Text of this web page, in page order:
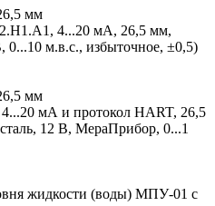
мм
4...20 мА, 26,5 мм,
0...10 м.в.с., избыточное, ±0,5)
мм
мА и протокол HART, 26,5
12 В, МераПрибор, 0...1
жидкости (воды) МПУ-01 с